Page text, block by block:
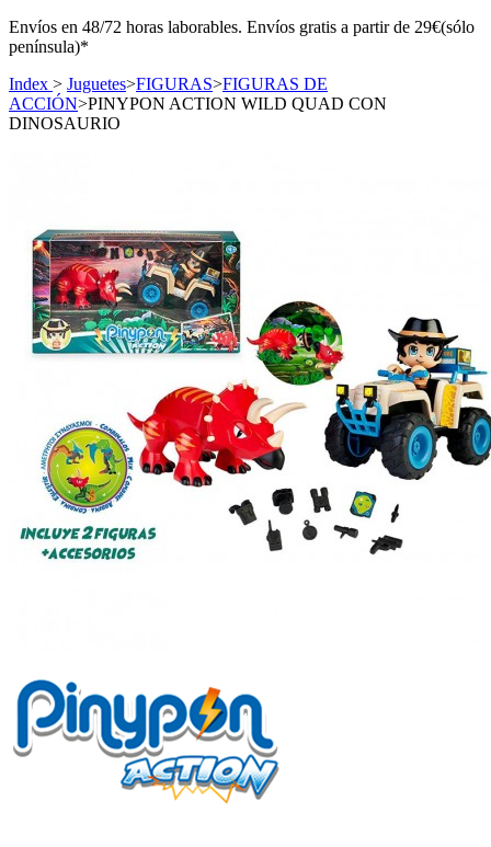
Envíos en 48/72 horas laborables. Envíos gratis a partir de 29€(sólo
península)*
Index > Juguetes>FIGURAS>FIGURAS DE
ACCIÓN>PINYPON ACTION WILD QUAD CON
DINOSAURIO